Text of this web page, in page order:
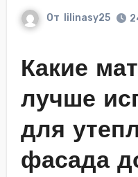
От lilinasy25
Какие
лучше
для
фасада